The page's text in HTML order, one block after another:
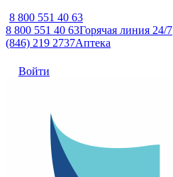
8 800 551 40 63
8 800 551 40 63Горячая линия 24/7
(846) 219 2737Аптека
Войти